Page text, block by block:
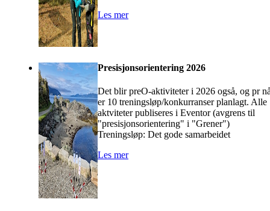
Les mer
Presisjonsorientering 2026
Det blir preO-aktiviteter i 2026 også, og pr
er 10 treningsløp/konkurranser planlagt. Alle
aktviteter publiseres i Eventor (avgrens til
"presisjonsorientering" i "Grener")
Treningsløp: Det gode samarbeidet
Les mer